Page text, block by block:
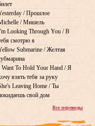
/ Прошлое
/ Мишель
Looking Through You / В
смотрю я
Submarine / Желтая
Want To Hold Your Hand / Я
взять тебя за руку
Leaving Home / Ты
свой дом
Все переводы